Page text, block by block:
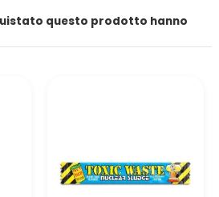
questo prodotto hanno